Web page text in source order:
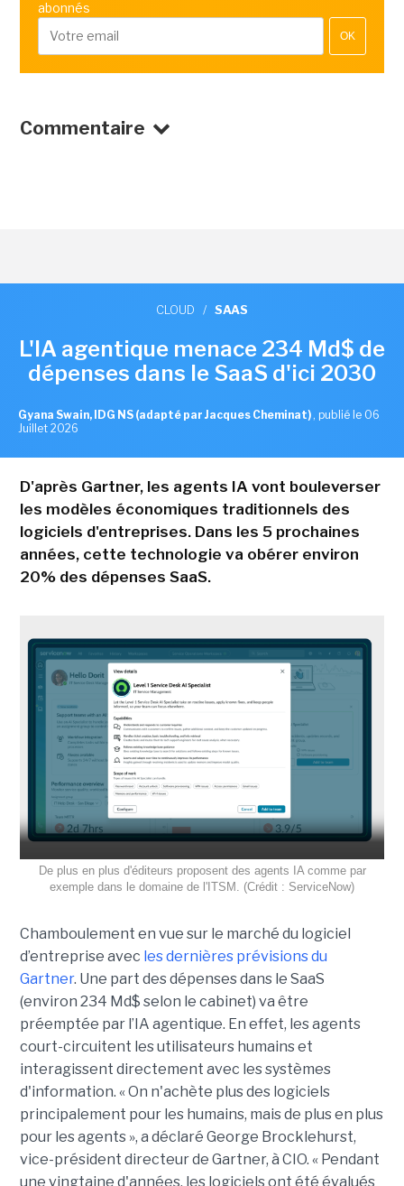
abonnés
OK
Commentaire
CLOUD / SAAS
L'IA agentique menace 234 Md$ de
dépenses dans le SaaS d'ici 2030
Gyana Swain, IDG NS (adapté par Jacques Cheminat) , publié le 06
Juillet 2026
D'après Gartner, les agents IA vont bouleverser
les modèles économiques traditionnels des
logiciels d'entreprises. Dans les 5 prochaines
années, cette technologie va obérer environ
20% des dépenses SaaS.
De plus en plus d'éditeurs proposent des agents IA comme par
exemple dans le domaine de l'ITSM. (Crédit : ServiceNow)
Chamboulement en vue sur le marché du logiciel
d’entreprise avec les dernières prévisions du
Gartner. Une part des dépenses dans le SaaS
(environ 234 Md$ selon le cabinet) va être
préemptée par l’IA agentique. En effet, les agents
court-circuitent les utilisateurs humains et
interagissent directement avec les systèmes
d'information. « On n'achète plus des logiciels
principalement pour les humains, mais de plus en plus
pour les agents », a déclaré George Brocklehurst,
vice-président directeur de Gartner, à CIO. « Pendant
une vingtaine d'années, les logiciels ont été évalués